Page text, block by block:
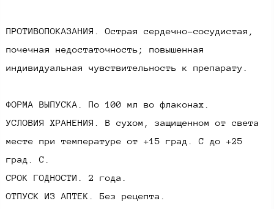
ПРОТИВОПОКАЗАНИЯ. Острая сердечно-сосудистая,
почечная недостаточность; повышенная
индивидуальная чувствительность к препарату.
ФОРМА ВЫПУСКА. По 100 мл во флаконах.
УСЛОВИЯ ХРАНЕНИЯ. В сухом, защищенном от света
месте при температуре от +15 град. С до +25
град. С.
СРОК ГОДНОСТИ. 2 года.
ОТПУСК ИЗ АПТЕК. Без рецепта.